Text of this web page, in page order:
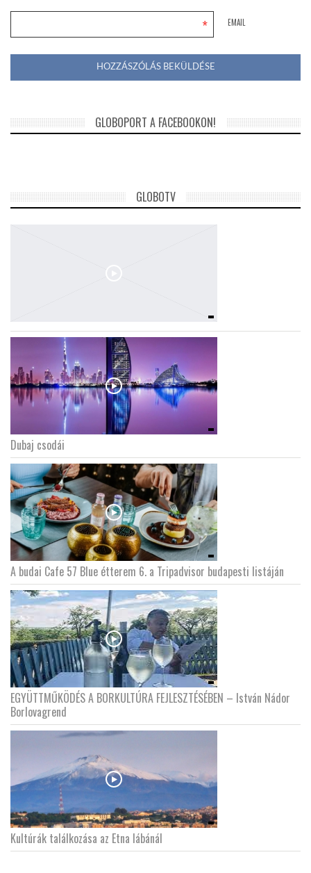
EMAIL
*
GLOBOPORT A FACEBOOKON!
GLOBOTV
Dubaj csodái
A budai Cafe 57 Blue étterem 6. a Tripadvisor budapesti listáján
EGYÜTTMŰKÖDÉS A BORKULTÚRA FEJLESZTÉSÉBEN – István Nádor
Borlovagrend
Kultúrák találkozása az Etna lábánál